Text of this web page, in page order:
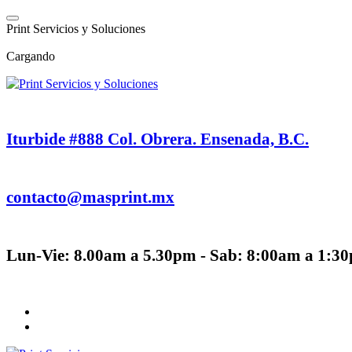
Saltar
al
Print Servicios y Soluciones
Cargando
Iturbide #888 Col. Obrera. Ensenada, B.C.
contacto@masprint.mx
Lun-Vie: 8.00am a 5.30pm - Sab: 8:00am a